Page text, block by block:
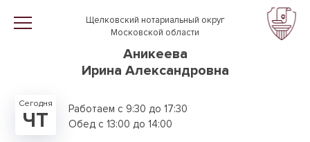
Перейти к основному содержанию
Щелковский нотариальный округ
Московской области
Аникеева
Ирина Александровна
Сегодня
ЧТ
Работаем с 9:30 до 17:30
Обед с 13:00 до 14:00